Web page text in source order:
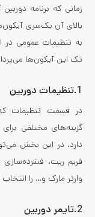
زمانی که برنامه
بالای آن یک‌سری
به تنظیمات عمومی در
تک این آیکون‌ها
1.تنظیمات دوربین
در قسمت تنظیمات
گزینه‌های مختلفی
دارد. در این بخش
فریم ریت، فشرده‌سازی
وارتر مارک و… را
2.تایمر دوربین